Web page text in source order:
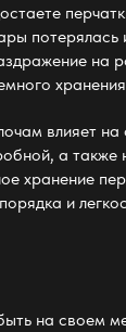
потерялась
на
хранения
влияет
а также
хранение
и
на своем